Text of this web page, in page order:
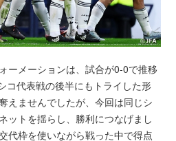
ーメーションは、試合が0-0で推移
コ代表戦の後半にもトライした形
えませんでしたが、今回は同じシ
ットを揺らし、勝利につなげまし
代枠を使いながら戦った中で得点